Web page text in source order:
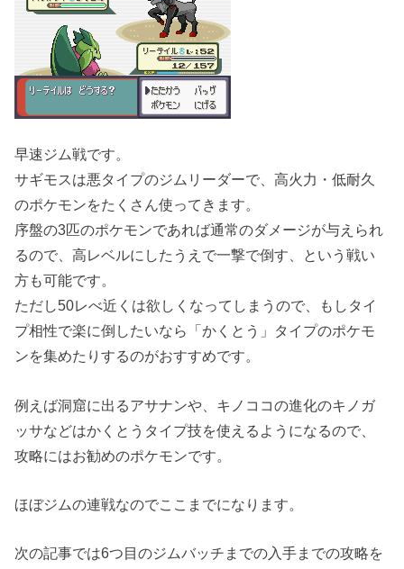
早速ジム戦です。
サギモスは悪タイプのジムリーダーで、高火力・低耐久
のポケモンをたくさん使ってきます。
序盤の3匹のポケモンであれば通常のダメージが与えられ
るので、高レベルにしたうえで一撃で倒す、という戦い
方も可能です。
ただし50レべ近くは欲しくなってしまうので、もしタイ
プ相性で楽に倒したいなら「かくとう」タイプのポケモ
ンを集めたりするのがおすすめです。
例えば洞窟に出るアサナンや、キノココの進化のキノガ
ッサなどはかくとうタイプ技を使えるようになるので、
攻略にはお勧めのポケモンです。
ほぼジムの連戦なのでここまでになります。
次の記事では6つ目のジムバッチまでの入手までの攻略を